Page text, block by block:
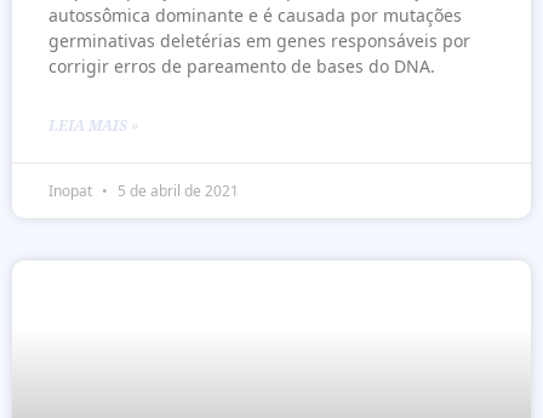
autossômica dominante e é causada por mutações
germinativas deletérias em genes responsáveis por
corrigir erros de pareamento de bases do DNA.
LEIA MAIS »
Inopat 5 de abril de 2021